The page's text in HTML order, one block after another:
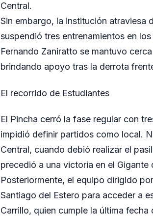
Central.
Sin embargo, la institución atraviesa
suspendió tres entrenamientos en
Fernando Zaniratto se mantuvo
brindando apoyo tras la derrota
El recorrido de Estudiantes
El Pincha cerró la fase regular con
impidió definir partidos como local.
Central, cuando debió realizar el
precedió a una victoria en el Gigante
Posteriormente, el equipo dirigido
Santiago del Estero para acceder a
Carrillo, quien cumple la última